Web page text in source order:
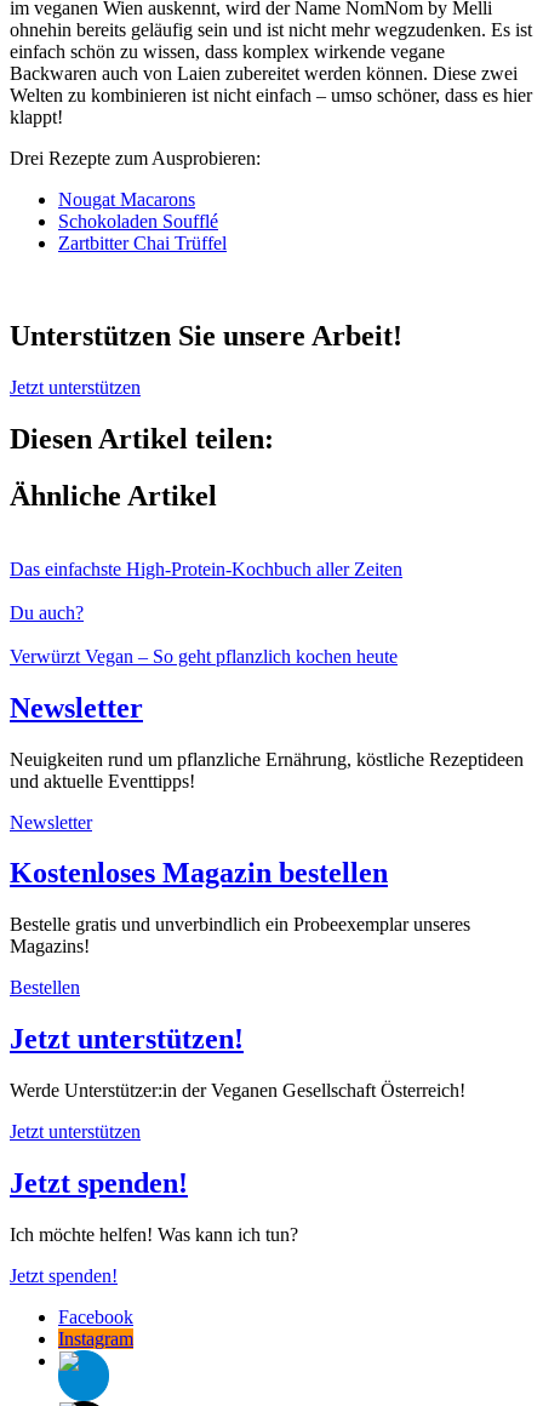
im veganen Wien auskennt, wird der Name NomNom by Melli
ohnehin bereits geläufig sein und ist nicht mehr wegzudenken. Es ist
einfach schön zu wissen, dass komplex wirkende vegane
Backwaren auch von Laien zubereitet werden können. Diese zwei
Welten zu kombinieren ist nicht einfach – umso schöner, dass es hier
klappt!
Drei Rezepte zum Ausprobieren:
Nougat Macarons
Schokoladen Soufflé
Zartbitter Chai Trüffel
Unterstützen Sie unsere Arbeit!
Jetzt unterstützen
Diesen Artikel teilen:
Ähnliche Artikel
Das einfachste High-Protein-Kochbuch aller Zeiten
Du auch?
Verwürzt Vegan – So geht pflanzlich kochen heute
Newsletter
Neuigkeiten rund um pflanzliche Ernährung, köstliche Rezeptideen
und aktuelle Eventtipps!
Newsletter
Kostenloses Magazin bestellen
Bestelle gratis und unverbindlich ein Probeexemplar unseres
Magazins!
Bestellen
Jetzt unterstützen!
Werde Unterstützer:in der Veganen Gesellschaft Österreich!
Jetzt unterstützen
Jetzt spenden!
Ich möchte helfen! Was kann ich tun?
Jetzt spenden!
Facebook
Instagram